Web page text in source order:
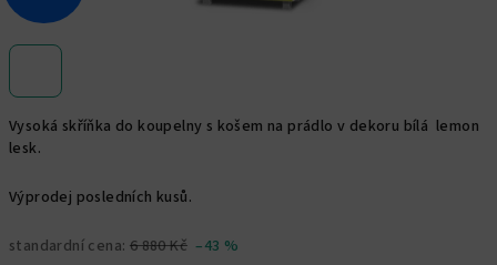
Vysoká skříňka do koupelny s košem na prádlo v dekoru bílá lemon
lesk.
Výprodej posledních kusů.
standardní cena: 6 880 Kč –43 %